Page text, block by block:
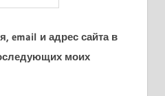
email и адрес сайта в
моих